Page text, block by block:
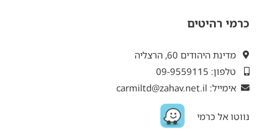
כרמי רהיטים
מדינת היהודים 60, הרצליה
טלפון: 09-9559115
אימייל: carmiltd@zahav.net.il
נווטו אל כרמי